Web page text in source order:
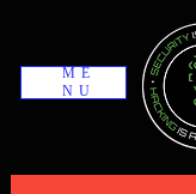
ME
NU